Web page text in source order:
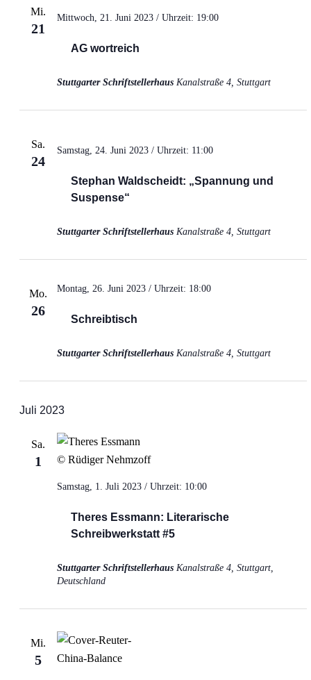
Mi.
21
AG wortreich
Mittwoch, 21. Juni 2023 / Uhrzeit: 19:00
Stuttgarter Schriftstellerhaus Kanalstraße 4, Stuttgart
Sa.
24
Stephan Waldscheidt: „Spannung und
Suspense“
Samstag, 24. Juni 2023 / Uhrzeit: 11:00
Stuttgarter Schriftstellerhaus Kanalstraße 4, Stuttgart
Mo.
26
Schreibtisch
Montag, 26. Juni 2023 / Uhrzeit: 18:00
Stuttgarter Schriftstellerhaus Kanalstraße 4, Stuttgart
Juli 2023
Sa.
1
Theres Essmann: Literarische
Schreibwerkstatt #5
Samstag, 1. Juli 2023 / Uhrzeit: 10:00
Stuttgarter Schriftstellerhaus Kanalstraße 4, Stuttgart,
Deutschland
Mi.
5